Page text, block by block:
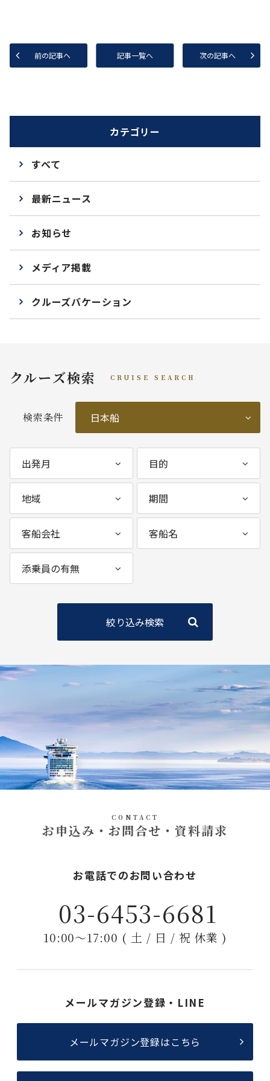
前の記事へ 記事一覧へ 次の記事へ
カテゴリー
すべて
最新ニュース
お知らせ
メディア掲載
クルーズバケーション
クルーズ検索 CRUISE SEARCH
検索条件
絞り込み検索
CONTACT
お申込み・お問合せ・資料請求
お電話でのお問い合わせ
03-6453-6681
10:00〜17:00 ( 土 / 日 / 祝 休業 )
メールマガジン登録・LINE
メールマガジン登録はこちら